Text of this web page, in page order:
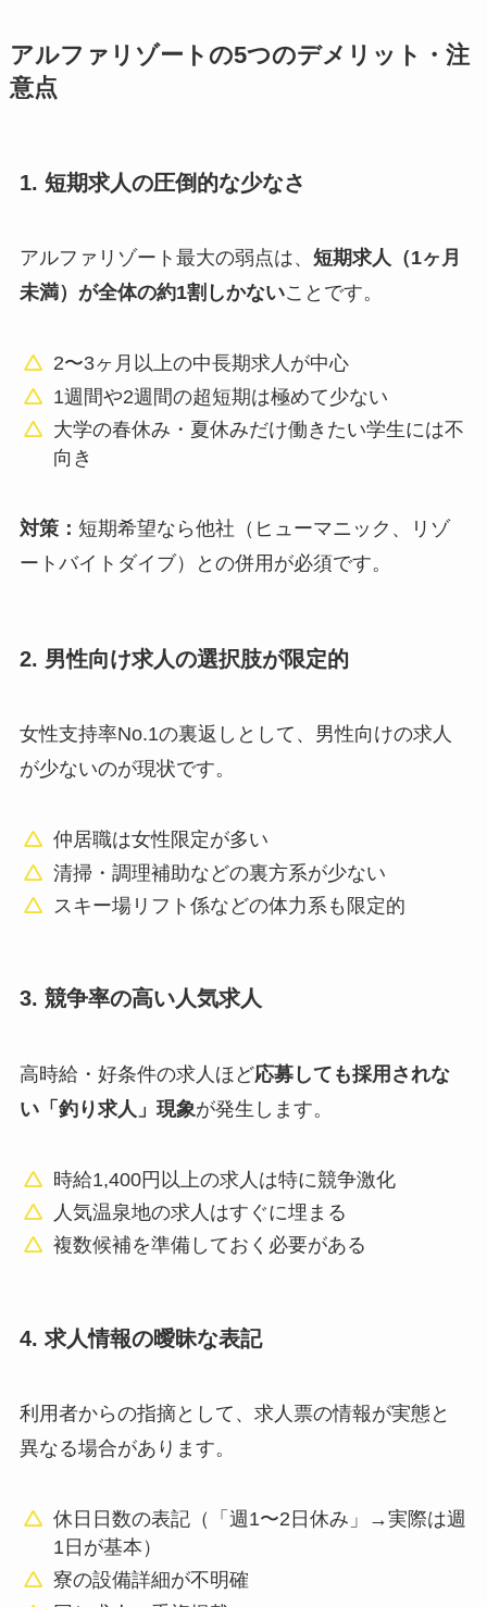
アルファリゾートの5つのデメリット・注
意点
1. 短期求人の圧倒的な少なさ
アルファリゾート最大の弱点は、 短期求人（1ヶ月
未満）が全体の約1割しかないことです。
2〜3ヶ月以上の中長期求人が中心
1週間や2週間の超短期は極めて少ない
大学の春休み・夏休みだけ働きたい学生には不
向き
対策： 短期希望なら他社（ヒューマニック、リゾ
ートバイトダイブ）との併用が必須です。
2. 男性向け求人の選択肢が限定的
女性支持率No.1の裏返しとして、男性向けの求人
が少ないのが現状です。
仲居職は女性限定が多い
清掃・調理補助などの裏方系が少ない
スキー場リフト係などの体力系も限定的
3. 競争率の高い人気求人
高時給・好条件の求人ほど応募しても採用されな
い「釣り求人」現象が発生します。
時給1,400円以上の求人は特に競争激化
人気温泉地の求人はすぐに埋まる
複数候補を準備しておく必要がある
4. 求人情報の曖昧な表記
利用者からの指摘として、求人票の情報が実態と
異なる場合があります。
休日日数の表記（「週1〜2日休み」→実際は週
1日が基本）
寮の設備詳細が不明確